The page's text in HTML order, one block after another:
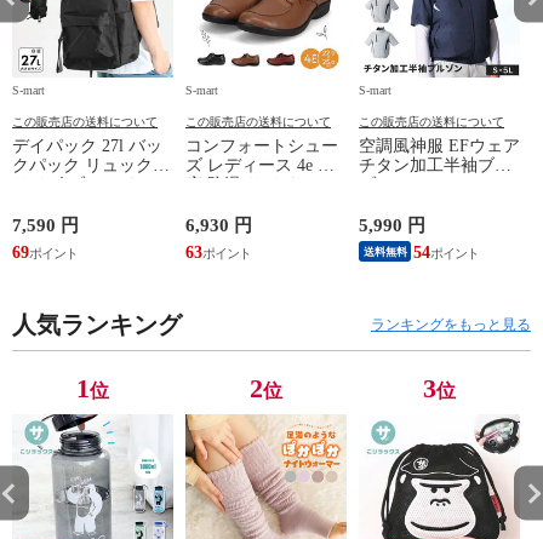
S-mart
この販売店の送料について
デイパック 27l バッ
クパック リュック
鞄 機内持ち込み 夏
スラッシャー
THRASHER r1929
7,590 円
69
S-mart
この販売店の送料について
コンフォートシュー
ズ レディース 4e 幅
シューズ 黒 トパー
ズ モア 靴 カジュア
ルシューズ 外反母趾
TOPAZ 1410
6,930 円
63
S-mart
この販売店の送料について
空調風神服 EFウェア
チタン加工半袖ブル
ジャケット 遮熱 作
業服 作業着 上着 ア
タックベース KF100
5,990 円
送料無料 54
人気ランキング ランキングをもっと見る
1位 2位 3位